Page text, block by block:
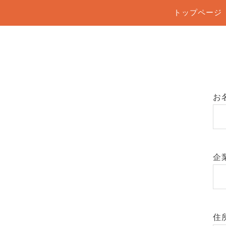
トップページ
お
企
住